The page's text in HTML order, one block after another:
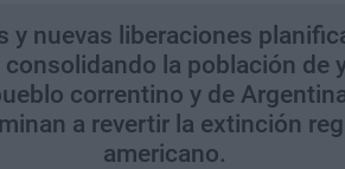
y nuevas liberaciones
la población de
correntino y de
a revertir la extinción
americano.